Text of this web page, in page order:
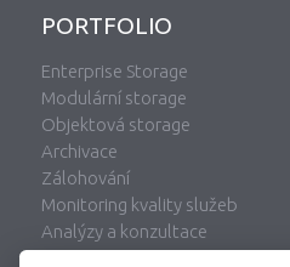
PORTFOLIO
Enterprise Storage
Modulární storage
Objektová storage
Archivace
Zálohování
Monitoring kvality služeb
Analýzy a konzultace